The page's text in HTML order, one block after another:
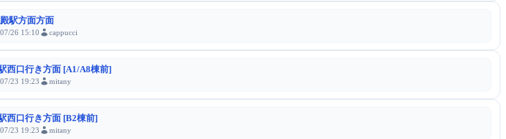
駅方面方面
26 15:10 cappucci
西口行き方面 [A1/A8棟前]
23 19:23 mitany
西口行き方面 [B2棟前]
23 19:23 mitany